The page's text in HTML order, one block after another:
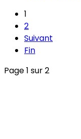
1
2
Suivant
Fin
Page 1 sur 2